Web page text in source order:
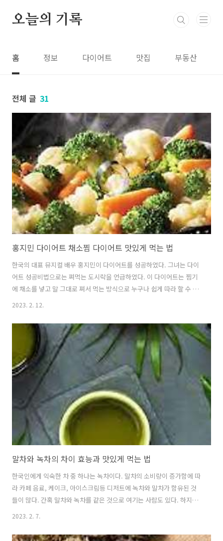
오늘의 기록
홈 정보 다이어트 맛집 부동산
전체 글 31
홍지민 다이어트 채소찜 다이어트 맛있게 먹는 법
한국의 대표 뮤지컬 배우 홍지민이 다이어트를 성공하였다. 그녀는 다이
어트 성공비법으로는 쪄먹는 도시락을 언급하였다. 이 다이어트는 찜기
에 채소를 넣고 말 그대로 쪄서 먹는 방식으로 누구나 쉽게 따라 할 수 있
다는 장점이 있다. 배우 정혜성 또한 비슷한 방식인 편백찜 다이어트로 2
트에 대해 알아보자. 목차 채소찜의 재료와 그 효능 채소찜 조리방법 및
먹는 법 채소찜의 재료와 그 효능 채소찜의 재료로 모든 채소가 가능하
다. 먼저 대표적으로 채소찜 재료로 사용될 수 있는 채소들을 소개하려고
한다. 뿌리를 이용하는 근채류인 비트, 무, 당근, 마, 우엉, 연근, 잎을 이
용하는 엽채류인 양배추, 배추, 시금치, 꽃을 이용하는 화채류인 브로콜
2023. 2. 12.
말차와 녹차의 차이 효능과 맛있게 먹는 법
한국인에게 익숙한 차 중 하나는 녹차이다. 말차의 소비량이 증가함에 따
라 카페 음료, 케이크, 아이스크림등 디저트에 녹차와 말차가 함유된 것
들이 많다. 간혹 말차와 녹차를 같은 것으로 여기는 사람도 있다. 하지만
이 둘은 다른 것으로 이에 대해 구체적으로 알아보자. 목차 말차 녹차 똑
이 될 수 있다 효능과 부작용을 숙지한 후 말차 먹는 방법 말차 녹차 똑같
2023. 2. 7.